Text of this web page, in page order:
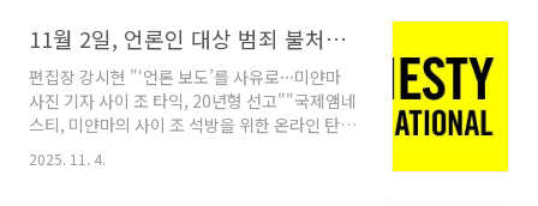
간 중 일괄 철거” 지난 11월 3일, 사회과학대학
가동아리 ..
그램 @cau.vote)를 통해서도 동시에 중계됐다.
후보자와 선거운동본부 관계자, 학내 언론사 및
학생들이 참석했으며, 선거운동본부 ‘ca:ble’(이
하 선본)의 핵심 공약과 실현 가능성을 확인하기
위한 질의가 이어졌다. 공청회는 후보자 소견 발
표를 시작으로 학내 언론사 질의, 사전 제출 질문,
11월 2일, 언론인 대상 범죄 불처벌 종식의 날 — 미얀마 기자 사이 조 타익의 구금
편집장 강시현 "‘언론 보도’를 사유로···미얀마
사진 기자 사이 조 타익, 20년형 선고""국제앰네
스티, 미얀마의 사이 조 석방을 위한 온라인 탄원
‘국제 언론인 대상 범죄 불처벌 종식의 날
2025. 11. 4.